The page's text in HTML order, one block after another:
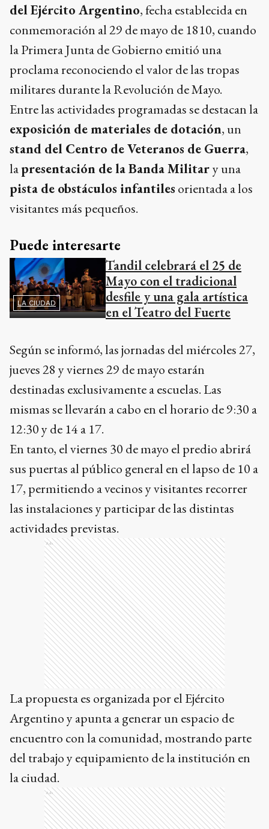
del Ejército Argentino, fecha establecida en
conmemoración al 29 de mayo de 1810, cuando
la Primera Junta de Gobierno emitió una
proclama reconociendo el valor de las tropas
militares durante la Revolución de Mayo.
Entre las actividades programadas se destacan la
exposición de materiales de dotación, un
stand del Centro de Veteranos de Guerra,
lapresentación de la Banda Military una
pista de obstáculos infantiles orientada a los
visitantes más pequeños.
Puede interesarte
LA CIUDAD
Tandil celebrará el 25 de
Mayo con el tradicional
desfile y una gala artística
en el Teatro del Fuerte
Según se informó, las jornadas del miércoles 27,
jueves 28 y viernes 29 de mayo estarán
destinadas exclusivamente a escuelas. Las
mismas se llevarán a cabo en el horario de 9:30 a
12:30 y de 14 a 17.
En tanto, el viernes 30 de mayo el predio abrirá
sus puertas al público general en el lapso de 10 a
17, permitiendo a vecinos y visitantes recorrer
las instalaciones y participar de las distintas
actividades previstas.
Ads
La propuesta es organizada por el Ejército
Argentino y apunta a generar un espacio de
encuentro con la comunidad, mostrando parte
del trabajo y equipamiento de la institución en
la ciudad.
Ads